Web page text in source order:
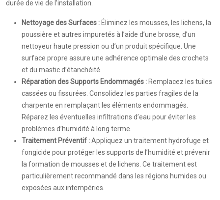
durée de vie de l’installation.
Nettoyage des Surfaces : Éliminez les mousses, les lichens, la
poussière et autres impuretés à l’aide d’une brosse, d’un
nettoyeur haute pression ou d’un produit spécifique. Une
surface propre assure une adhérence optimale des crochets
et du mastic d’étanchéité.
Réparation des Supports Endommagés : Remplacez les tuiles
cassées ou fissurées. Consolidez les parties fragiles de la
charpente en remplaçant les éléments endommagés.
Réparez les éventuelles infiltrations d’eau pour éviter les
problèmes d’humidité à long terme.
Traitement Préventif :Appliquez un traitement hydrofuge et
fongicide pour protéger les supports de l’humidité et prévenir
la formation de mousses et de lichens. Ce traitement est
particulièrement recommandé dans les régions humides ou
exposées aux intempéries.